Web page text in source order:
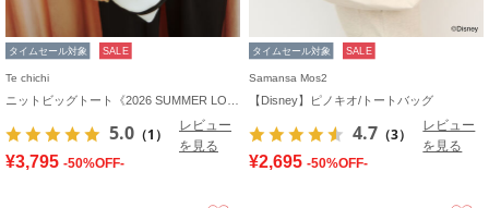
タイムセール対象 SALE
Te chichi
5.0 （1）
レビュー
を見る
¥3,795 -50%OFF-
タイムセール対象 SALE
Samansa Mos2
【Disney】ピノキオ/トートバッグ
4.7 （3）
レビュー
を見る
¥2,695 -50%OFF-